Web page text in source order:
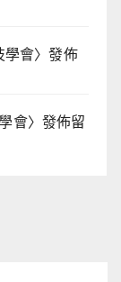
學會〉發佈
會〉發佈留